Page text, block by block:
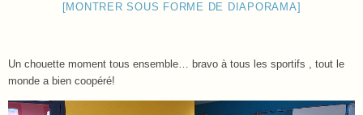
[MONTRER SOUS FORME DE DIAPORAMA]
Un chouette moment tous ensemble… bravo à tous les sportifs , tout le
monde a bien coopéré!
Lecteur